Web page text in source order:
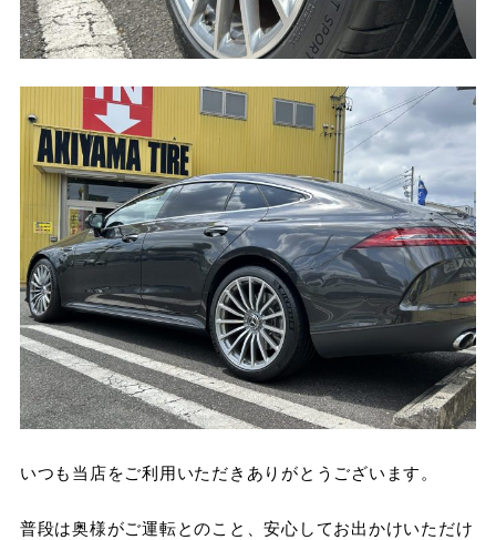
いつも当店をご利用いただきありがとうございます。
普段は奥様がご運転とのこと、安心してお出かけいただけ